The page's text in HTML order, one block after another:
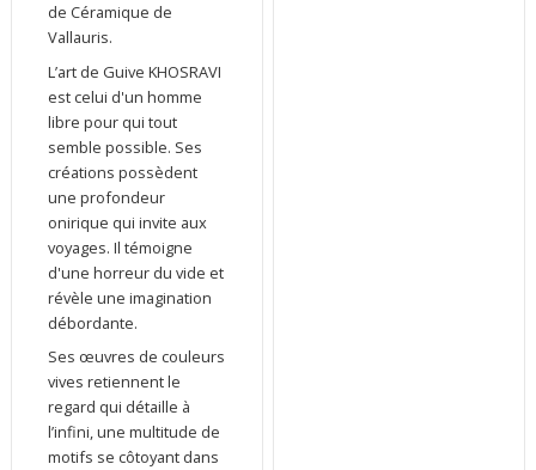
de Céramique de
Vallauris.
L’art de Guive KHOSRAVI
est celui d'un homme
libre pour qui tout
semble possible. Ses
créations possèdent
une profondeur
onirique qui invite aux
voyages. Il témoigne
d'une horreur du vide et
révèle une imagination
débordante.
Ses œuvres de couleurs
vives retiennent le
regard qui détaille à
l’infini, une multitude de
motifs se côtoyant dans